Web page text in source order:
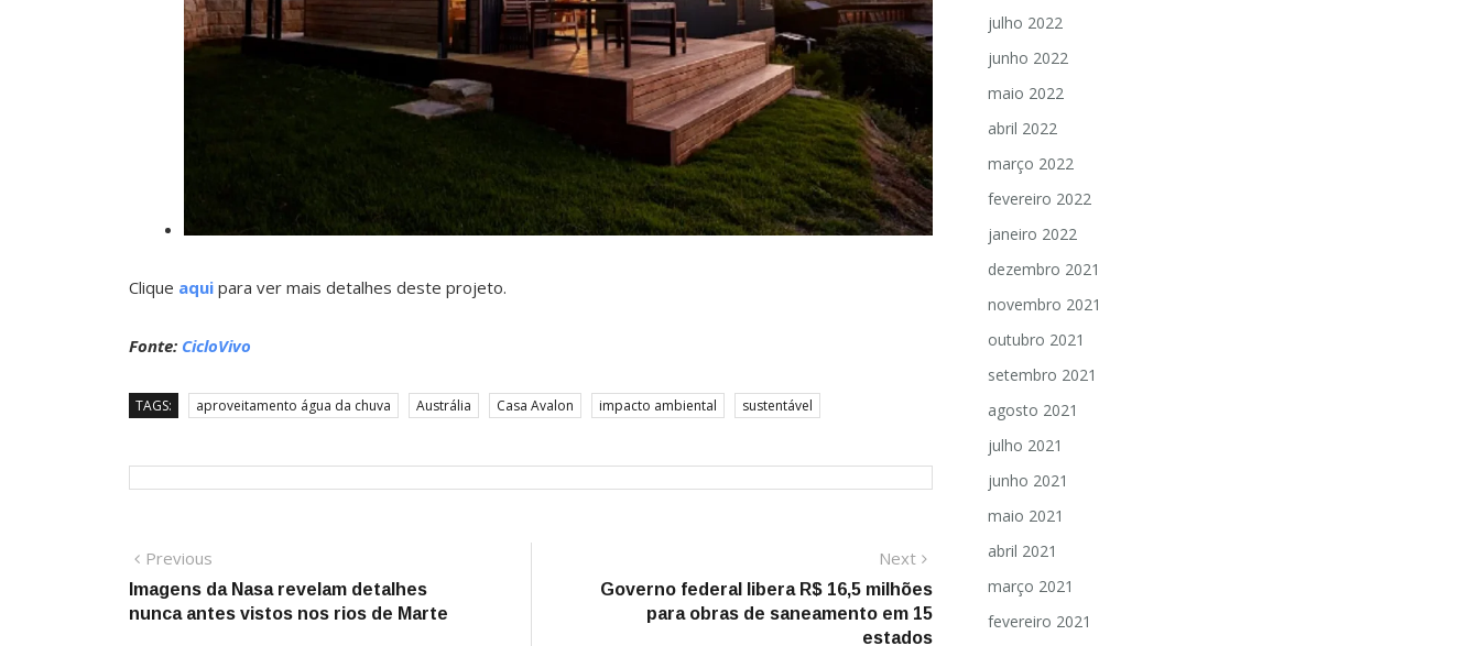
Clique aqui para ver mais detalhes deste projeto.
Fonte: CicloVivo
TAGS: aproveitamento água da chuva Austrália Casa Avalon impacto ambiental sustentável
Navegação
de
Previous
post:
Imagens da Nasa revelam detalhes
nunca antes vistos nos rios de Marte
Next
post:
Governo federal libera R$ 16,5 milhões
para obras de saneamento em 15
estados
julho 2022
junho 2022
maio 2022
abril 2022
março 2022
fevereiro 2022
janeiro 2022
dezembro 2021
novembro 2021
outubro 2021
setembro 2021
agosto 2021
julho 2021
junho 2021
maio 2021
abril 2021
março 2021
fevereiro 2021